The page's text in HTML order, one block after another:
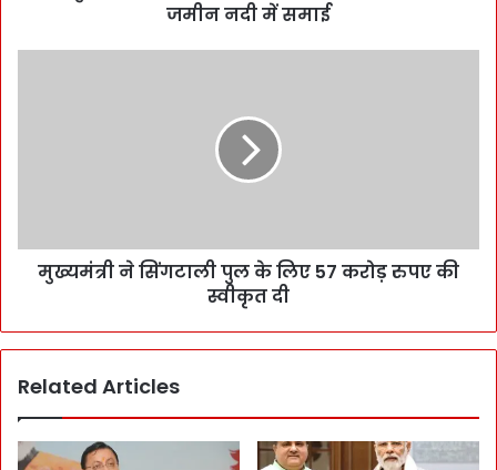
जमीन नदी में समाई
मुख्यमंत्री ने सिंगटाली पुल के लिए 57 करोड़ रुपए की
स्वीकृत दी
Related Articles